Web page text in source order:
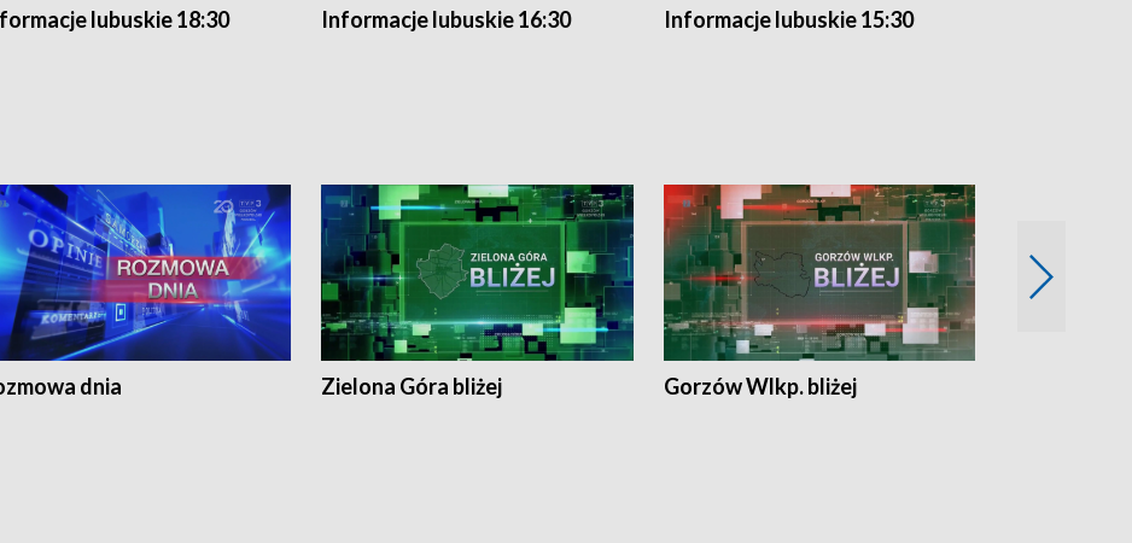
lubuskie 18:30 Informacje lubuskie 16:30 Informacje lubuskie 15:30
dnia Zielona Góra bliżej Gorzów Wlkp. bliżej